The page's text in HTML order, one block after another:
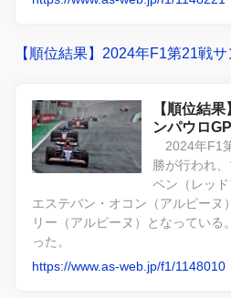
【順位結果】2024年F1第21戦
【順位結
ンパウロ
2024年F1
勝が行われ
ペン（レッ
エステバン・オコン（アルピーヌ
リー（アルピーヌ）となっている
った。
https://www.as-web.jp/f1/1148010